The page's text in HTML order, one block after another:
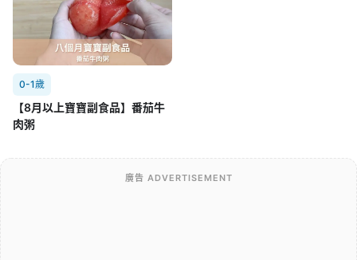
0-1歲
【8月以上寶寶副食品】番茄牛
肉粥
廣告 ADVERTISEMENT